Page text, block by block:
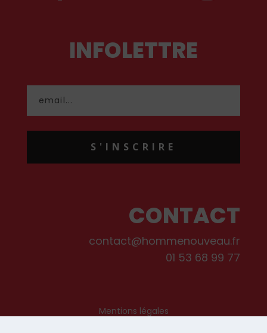
INFOLETTRE
S'INSCRIRE
CONTACT
contact@hommenouveau.fr
01 53 68 99 77
Mentions légales